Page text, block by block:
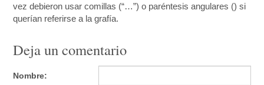
vez debieron usar comillas (“…”) o paréntesis angulares () si
querían referirse a la grafía.
Deja un comentario
Nombre: